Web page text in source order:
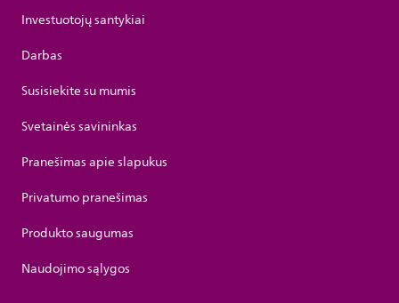
Investuotojų santykiai
Darbas
Susisiekite su mumis
Svetainės savininkas
Pranešimas apie slapukus
Privatumo pranešimas
Produkto saugumas
Naudojimo sąlygos